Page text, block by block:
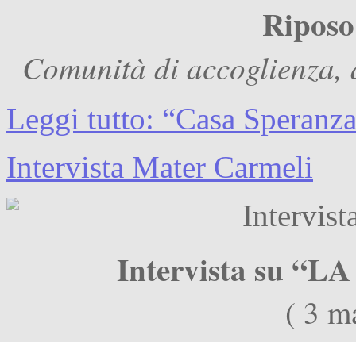
Comunità di accoglienza,
Leggi tutto: “Casa
Intervista Mater Carmeli
Intervista su
( 3